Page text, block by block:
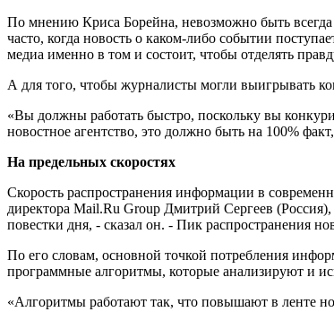
По мнению Криса Борейна, невозможно быть
часто, когда новость о каком-либо событии
медиа именно в том и состоит, чтобы отделять
А для того, чтобы журналисты могли выигрывать
«Вы должны работать быстро, поскольку вы
новостное агентство, это должно быть на 100%
На предельных скоростях
Скорость распространения информации в
директора Mail.Ru Group Дмитрий Сергеев (Россия),
повестки дня, - сказал он. - Пик распространения
По его словам, основной точкой потребления
программные алгоритмы, которые анализируют и
«Алгоритмы работают так, что повышают в ленте